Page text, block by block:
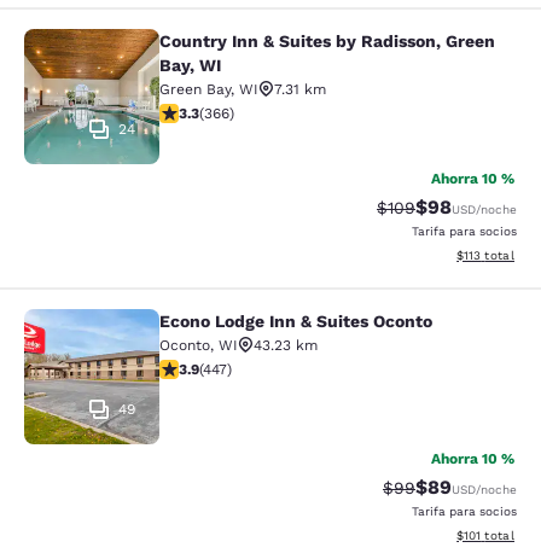
Country Inn & Suites by Radisson,
24
Country Inn & Suites by Radisson, Green
Bay, WI
Green Bay, WI
7.31 km
Calificación de 3.28 estrellas. Bueno. 366 reseñas
3.3(366)
Ahorra 10 %
Tarifa tachada:
$109Tarifa
$98USD/noche
Tarifa para socios
Ver detalles
$113 total
Econo Lodge Inn & Suites Oconto
49
Econo Lodge Inn & Suites Oconto
Oconto, WI
43.23 km
Calificación de 3.91 estrellas. Bueno. 447 reseñas
3.9(447)
Ahorra 10 %
Tarifa tachada:
$99Tarifa
$89USD/noche
Tarifa para socios
Ver detalles
$101 total